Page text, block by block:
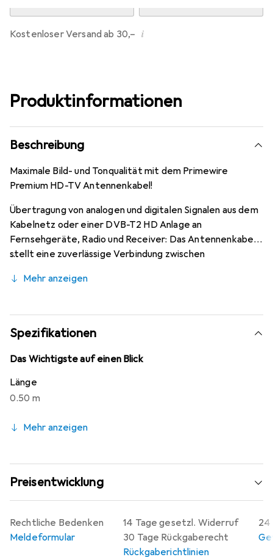
Kostenloser Versand ab 30,– i
Produktinformationen
Beschreibung
Maximale Bild- und Tonqualität mit dem Primewire
Premium HD-TV Antennenkabel!
Übertragung von analogen und digitalen Signalen aus dem
Kabelnetz oder einer DVB-T2 HD Anlage an
Fernsehgeräte, Radio und Receiver: Das Antennenkabel
stellt eine zuverlässige Verbindung zwischen
die neuesten Anforderungen des digitalen HD-
konsequente Weiterentwicklung der verbauten
Materialien (Stecker- sowie Kabelaufbau) weist das Kabel
verbesserte Signaleigenschaften, hohe Stabilität und
Passgenauigkeit auf.
Mehr anzeigen
Spezifikationen
Das Wichtigste auf einen Blick
Länge
0.50 m
Mehr anzeigen
Preisentwicklung
14 Tage gesetzl. Widerruf
30 Tage Rückgaberecht
Rückgaberichtlinien
24
Rechtliche Bedenken
Meldeformular